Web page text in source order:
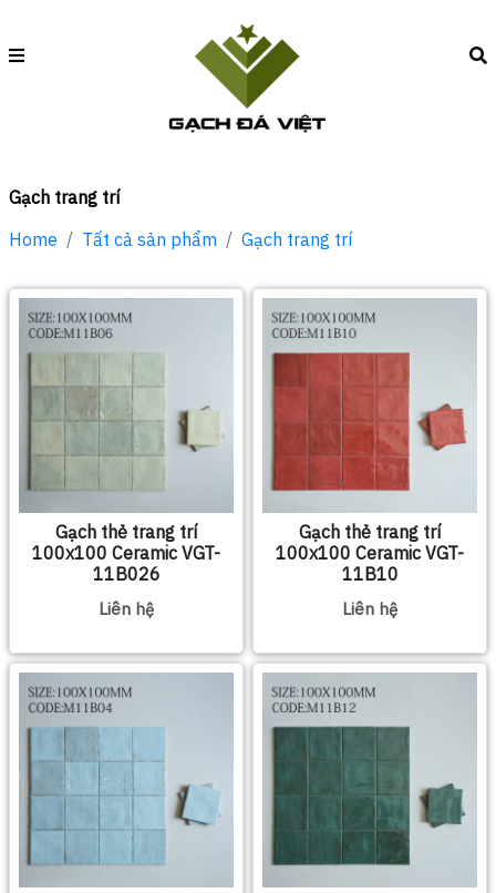
Gạch trang trí
Home
Tất cả sản phẩm Gạch trang trí
Gạch thẻ trang trí
100x100 Ceramic VGT-
11B026
Liên hệ
Gạch thẻ trang trí
100x100 Ceramic VGT-
11B10
Liên hệ